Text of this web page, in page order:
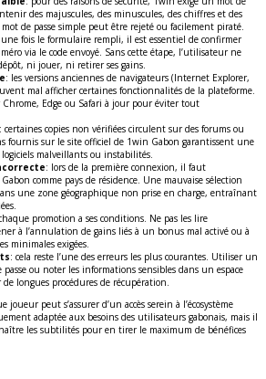
des majuscules, des minuscules, des chiffres et des
de passe simple peut être rejeté ou facilement piraté.
fois le formulaire rempli, il est essentiel de confirmer
via le code envoyé. Sans cette étape, l’utilisateur ne
ni jouer, ni retirer ses gains.
: les versions anciennes de navigateurs (Internet Explorer,
mal afficher certaines fonctionnalités de la plateforme.
Chrome, Edge ou Safari à jour pour éviter tout
: certaines copies non vérifiées circulent sur des forums ou
fournis sur le site officiel de 1win Gabon garantissent une
malveillants ou instabilités.
: lors de la première connexion, il faut
comme pays de résidence. Une mauvaise sélection
une zone géographique non prise en charge, entraînant
promotion a ses conditions. Ne pas les lire
à l’annulation de gains liés à un bonus mal activé ou à
minimales exigées.
: cela reste l’une des erreurs les plus courantes. Utiliser un
ou noter les informations sensibles dans un espace
de longues procédures de récupération.
peut s’assurer d’un accès serein à l’écosystème
adaptée aux besoins des utilisateurs gabonais, mais il
les subtilités pour en tirer le maximum de bénéfices